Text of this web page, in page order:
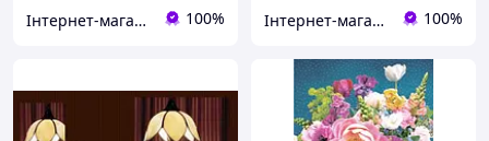
Інтернет-магазин Християнської книги 100% Інтернет-магазин Християнської книги 100%